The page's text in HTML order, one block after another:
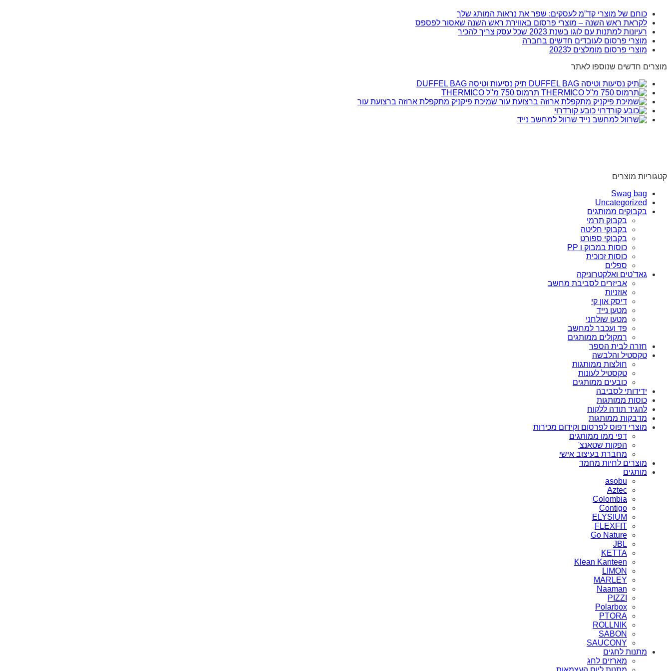
כוחם של מוצרי קד”מ לעסקים: שפר את נראות המותג שלך
לקראת ראש השנה – מוצרי פרסום באווירת ראש השנה שאסור לפספס
רעיונות למתנות עם לוגו בשנת 2023 שכל עסק צריך להכיר
מוצרי פרסום לעובדים חדשים בחברה
מוצרי פרסום מומלצים ל2023
מוצרים חדשים שנוספו לאתר
תיק נסיעות וטיסה DUFFEL BAG
תרמוס 750 מ"ל THERMICO
שמיכת פיקניק מתקפלת ארוזה ברצועת עור
כובע קורדרוי
שרוול למחשב נייד
קטגוריות מוצרים
Swag bag
Uncategorized
בקבוקים ממותגים
בקבוק תרמי
בקבוקי חליטה
בקבוקי ספורט
כוסות במבוק ו PP
כוסות זכוכית
ספלים
גאד'טים ואלקטרוניקה
אביזרים לסביבת מחשב
אוזניות
דיסק און קי
מטען נייד
מטען שולחני
פד ועכבר למחשב
רמקולים ממותגים
חזרה לבית הספר
טקסטיל והלבשה
חולצות ממותגות
טקסטיל לעונות
כובעים ממותגים
ידידותי לסביבה
כוסות ממותגות
להגיד תודה ללקוח
מדבקות ממותגות
מוצרי דפוס לפרסום וקידום מכירות
דפי ממו ממותגים
הפקות שטאנצ'
מחברת בעיצוב אישי
מוצרים לחיות מחמד
מותגים
asobu
Aztec
Colombia
Contigo
ELYSIUM
FLEXFIT
Go Nature
JBL
KETTA
Klean Kanteen
LIMON
MARLEY
Naaman
PIZZI
Polarbox
PTORA
ROLLNIK
SABON
SAUCONY
מתנות לחגים
מארזים לחג